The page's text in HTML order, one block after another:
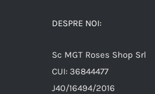
DESPRE NOI:
Sc MGT Roses Shop Srl
CUI: 36844477
J40/16494/2016